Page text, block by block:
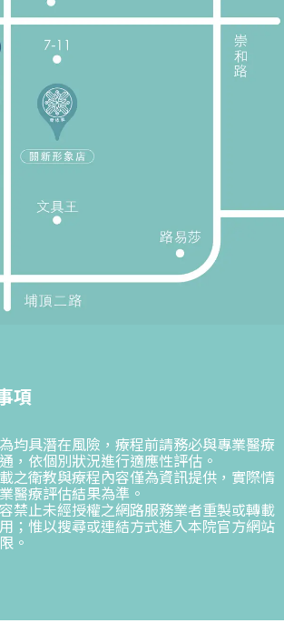
項
均具潛在風險，療程前請務必與專業醫療
，依個別狀況進行適應性評估。
之衛教與療程內容僅為資訊提供，實際情
醫療評估結果為準。
禁止未經授權之網路服務業者重製或轉載
；惟以搜尋或連結方式進入本院官方網站
。